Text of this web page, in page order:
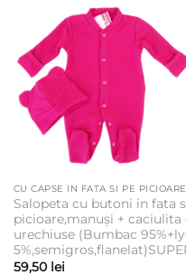
CU CAPSE IN FATA SI PE PICIOARE
Salopeta cu butoni in fata
picioare,manuși + caciulita
urechiuse (Bumbac
59,50 lei